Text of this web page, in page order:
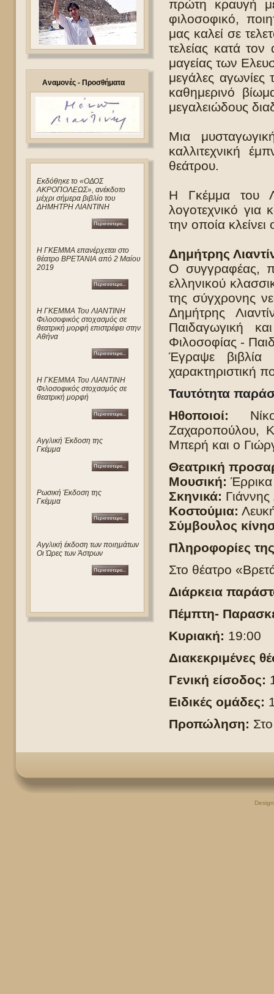
Αναμονές - Προσθήματα
Eκδόθηκε το «ΟΔΟΣ
ΑΚΡΟΠΟΛΕΩΣ», ανέκδοτο
μέχρι σήμερα βιβλίο του
ΔΗΜΗΤΡΗ ΛΙΑΝΤΙΝΗ
Η ΓΚΕΜΜΑ επανέρχεται στο
θέατρο ΒΡΕΤΑΝΙΑ από 2 Μαίου
2019
Η ΓΚΕΜΜΑ Του ΛΙΑΝΤΙΝΗ
Φιλοσοφικός στοχασμός σε
θεατρική μορφή επιστρέφει στην
Αθήνα
Η ΓΚΕΜΜΑ Του ΛΙΑΝΤΙΝΗ
Φιλοσοφικός στοχασμός σε
θεατρική μορφή
Αγγλική Έκδοση της
Γκέμμα
Ρωσική Έκδοση της
Γκέμμα
Αγγλική έκδοση των ποιημάτων
Οι Ώρες των Άστρων
πρώτη κραυγή
φιλοσοφικό,
μας καλεί σε
τελείας κατά
μαγείας των
μεγάλες
καθημερινό
μεγαλειώδους
Μια
καλλιτεχνική
θεάτρου.
Η Γκέμμα του
λογοτεχνικό για
την οποία
Δημήτρης
Ο συγγραφέας,
ελληνικού
της σύγχρονης
Δημήτρης
Παιδαγωγική
Φιλοσοφίας -
Έγραψε βιβλία
χαρακτηριστική
Ταυτότητα
Ηθοποιοί:
Ζαχαροπούλου,
Μπερή και ο
Θεατρική
Μουσική:
Σκηνικά: Γιάννης
Κοστούμια:
Σύμβουλος
Πληροφορίες
Στο θέατρο
Διάρκεια
Πέμπτη-
Κυριακή: 19:00
Διακεκριμένες
Γενική είσοδος:
Ειδικές ομάδες:
Προπώληση: